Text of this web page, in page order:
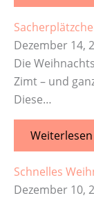
Dezember 14,
Die
Zimt – und
Diese…
Weiterlesen
Schnelles
Dezember 10,